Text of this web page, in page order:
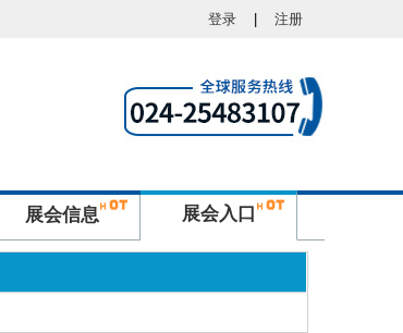
登录 注册
展会信息 展会入口